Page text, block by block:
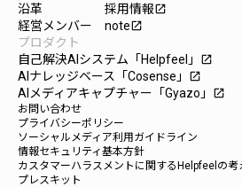
沿革
経営メンバー
採用情報launch
notelaunch
プロダクト
自己解決AIシステム「Helpfeel」
launch
AIナレッジベース「Cosense」 launch
AIメディアキャプチャー「Gyazo」
launch
お問い合わせ
プライバシーポリシー
ソーシャルメディア利用ガイドライン
情報セキュリティ基本方針
カスタマーハラスメントに関するHelpfeelの考
プレスキット